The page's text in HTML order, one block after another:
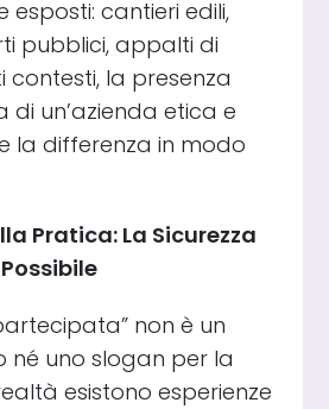
cantieri edili,
pubblici, appalti di
contesti, la presenza
di un’azienda etica e
la differenza in modo
Pratica: La Sicurezza
non è un
uno slogan per la
esistono esperienze